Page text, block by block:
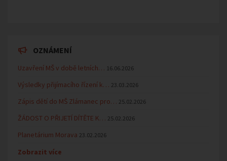
OZNÁMENÍ
Uzavření MŠ v době letních… 16.06.2026
Výsledky přijímacího řízení k… 23.03.2026
Zápis dětí do MŠ Zlámanec pro… 25.02.2026
ŽÁDOST O PŘIJETÍ DÍTĚTE K… 25.02.2026
Planetárium Morava 23.02.2026
Zobrazit více